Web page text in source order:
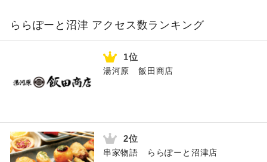
ららぽーと沼津 アクセス数ランキング
湯河原 飯田商店
串家物語 ららぽーと沼津店